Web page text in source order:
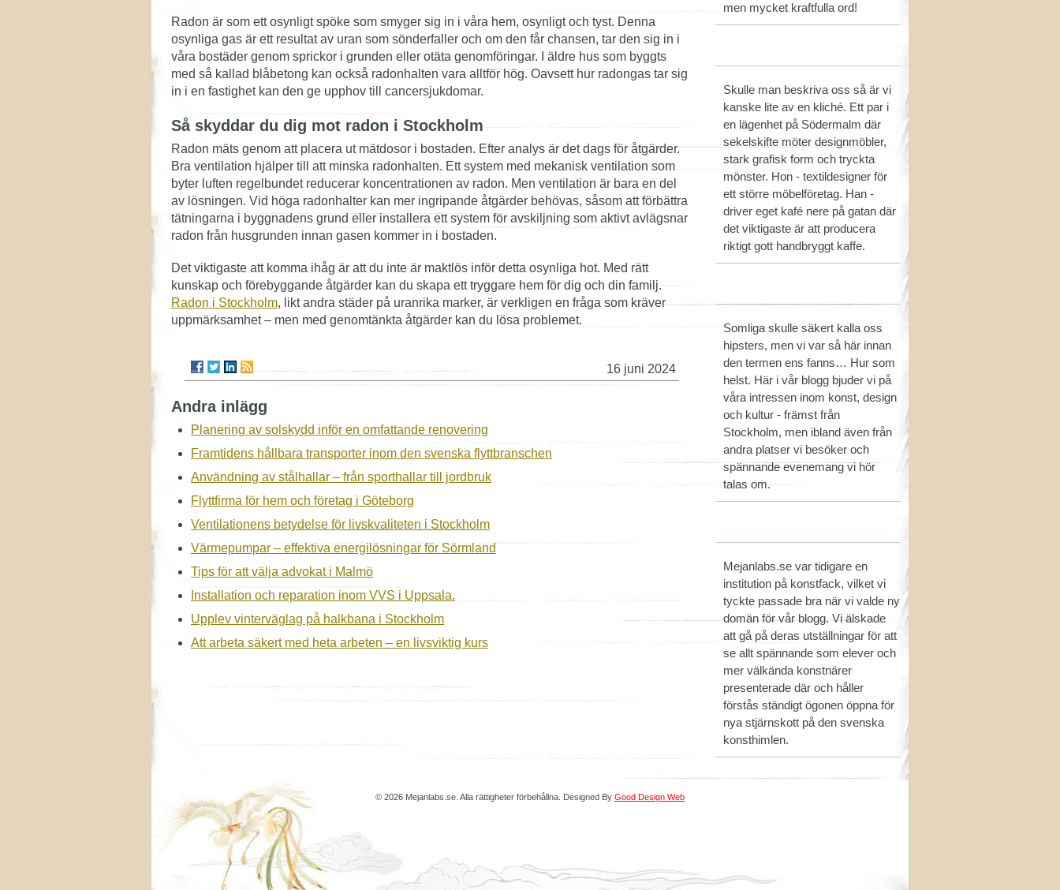
Radon är som ett osynligt spöke som smyger sig in i våra hem, osynligt och tyst. Denna
osynliga gas är ett resultat av uran som sönderfaller och om den får chansen, tar den sig in i
våra bostäder genom sprickor i grunden eller otäta genomföringar. I äldre hus som byggts
med så kallad blåbetong kan också radonhalten vara alltför hög. Oavsett hur radongas tar sig
in i en fastighet kan den ge upphov till cancersjukdomar.
Så skyddar du dig mot radon i Stockholm
Radon mäts genom att placera ut mätdosor i bostaden. Efter analys är det dags för åtgärder.
Bra ventilation hjälper till att minska radonhalten. Ett system med mekanisk ventilation som
byter luften regelbundet reducerar koncentrationen av radon. Men ventilation är bara en del
av lösningen. Vid höga radonhalter kan mer ingripande åtgärder behövas, såsom att förbättra
tätningarna i byggnadens grund eller installera ett system för avskiljning som aktivt avlägsnar
radon från husgrunden innan gasen kommer in i bostaden.
Det viktigaste att komma ihåg är att du inte är maktlös inför detta osynliga hot. Med rätt
kunskap och förebyggande åtgärder kan du skapa ett tryggare hem för dig och din familj.
Radon i Stockholm, likt andra städer på uranrika marker, är verkligen en fråga som kräver
uppmärksamhet – men med genomtänkta åtgärder kan du lösa problemet.
16 juni 2024
Andra inlägg
Planering av solskydd inför en omfattande renovering
Framtidens hållbara transporter inom den svenska flyttbranschen
Användning av stålhallar – från sporthallar till jordbruk
Flyttfirma för hem och företag i Göteborg
Ventilationens betydelse för livskvaliteten i Stockholm
Värmepumpar – effektiva energilösningar för Sörmland
Tips för att välja advokat i Malmö
Installation och reparation inom VVS i Uppsala.
Upplev vinterväglag på halkbana i Stockholm
Att arbeta säkert med heta arbeten – en livsviktig kurs
men mycket kraftfulla ord!
Skulle man beskriva oss så är vi
kanske lite av en kliché. Ett par i
en lägenhet på Södermalm där
sekelskifte möter designmöbler,
stark grafisk form och tryckta
mönster. Hon - textildesigner för
ett större möbelföretag. Han -
driver eget kafé nere på gatan där
det viktigaste är att producera
riktigt gott handbryggt kaffe.
Somliga skulle säkert kalla oss
hipsters, men vi var så här innan
den termen ens fanns… Hur som
helst. Här i vår blogg bjuder vi på
våra intressen inom konst, design
och kultur - främst från
Stockholm, men ibland även från
andra platser vi besöker och
spännande evenemang vi hör
talas om.
Mejanlabs.se var tidigare en
institution på konstfack, vilket vi
tyckte passade bra när vi valde ny
domän för vår blogg. Vi älskade
att gå på deras utställningar för att
se allt spännande som elever och
mer välkända konstnärer
presenterade där och håller
förstås ständigt ögonen öppna för
nya stjärnskott på den svenska
konsthimlen.
© 2026 Mejanlabs.se. Alla rättigheter förbehållna. Designed By Good Design Web